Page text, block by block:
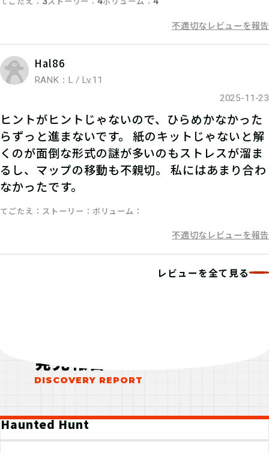
063.謎を解く
ストーリーを読んで謎を解こう！ひと
りでチャレンジするもよし、お友達や
家族と協力するのもよし！
不適切なレビューを報告
Hal86
RANK：L / Lv.11
2025-11-23
ヒントがヒントじゃないので、ひらめかなかった
らずっと進まないです。 紙のキットじゃないと解
くのが面倒な形式の謎が多いのもストレスが溜ま
るし、マップの移動も不親切。 私にはあまり合わ
なかったです。
てごたえ ストーリー ボリューム
不適切なレビューを報告
レビューを全て見る
発見報告
Haunted Hunt